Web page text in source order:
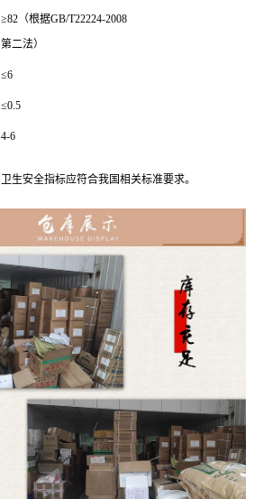
≥82（根据GB/T22224-2008
第二法）
≤6
≤0.5
4-6
卫生安全指标应符合我国相关标准要求。